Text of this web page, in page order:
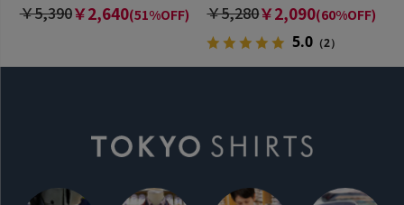
袖 レディース
￥5,390￥2,640(51%OFF)
長袖 ラベンダー レディース
￥5,280￥2,090(60%OFF)
5.0 （2）